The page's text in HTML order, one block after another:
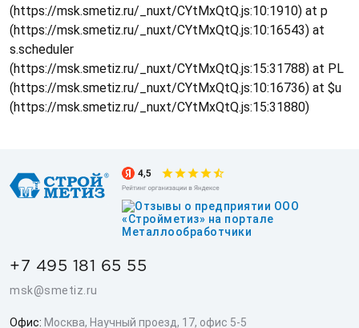
(https://msk.smetiz.ru/_nuxt/CYtMxQtQ.js:10:1910) at p
(https://msk.smetiz.ru/_nuxt/CYtMxQtQ.js:10:16543) at
s.scheduler
(https://msk.smetiz.ru/_nuxt/CYtMxQtQ.js:15:31788) at PL
(https://msk.smetiz.ru/_nuxt/CYtMxQtQ.js:10:16736) at $u
(https://msk.smetiz.ru/_nuxt/CYtMxQtQ.js:15:31880)
+7 495 181 65 55
msk@smetiz.ru
Офис: Москва, Научный проезд, 17, офис 5-5